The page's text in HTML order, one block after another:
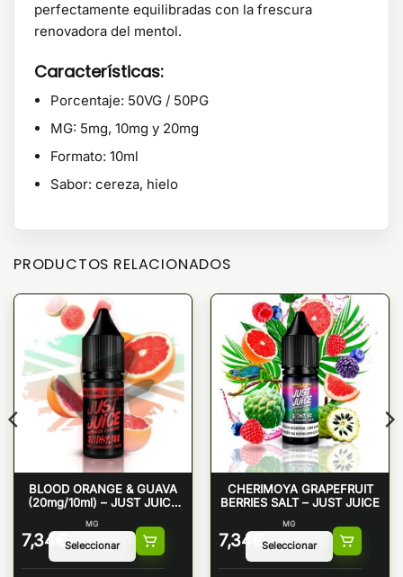
perfectamente equilibradas con la frescura
renovadora del mentol.
Características:
Porcentaje: 50VG / 50PG
MG: 5mg, 10mg y 20mg
Formato: 10ml
Sabor: cereza, hielo
PRODUCTOS RELACIONADOS
BLOOD ORANGE & GUAVA
(20mg/10ml) – JUST JUICE
7,34 €
MG
CHERIMOYA GRAPEFRUIT
BERRIES SALT – JUST JUICE
7,34 €
MG